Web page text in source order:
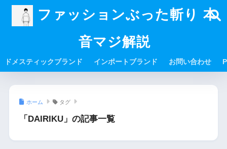
ファッションぶった斬り 本
音マジ解説
ドメスティックブランド インポートブランド お問い合わせ
ホーム タグ
「DAIRIKU」の記事一覧